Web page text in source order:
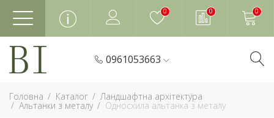
0 0 0
0961053663
Головна Каталог Ландшафтна архітектура
Альтанки з металу Односхила альтанка з металу